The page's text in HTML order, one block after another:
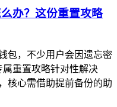
办？这份重置攻略
包，不少用户会因遗忘密
重置攻略针对性解决
核心需借助提前备份的助